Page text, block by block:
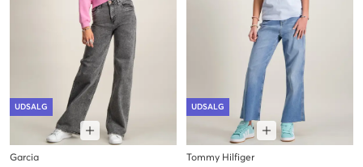
UDSALG
Garcia
UDSALG
Tommy Hilfiger